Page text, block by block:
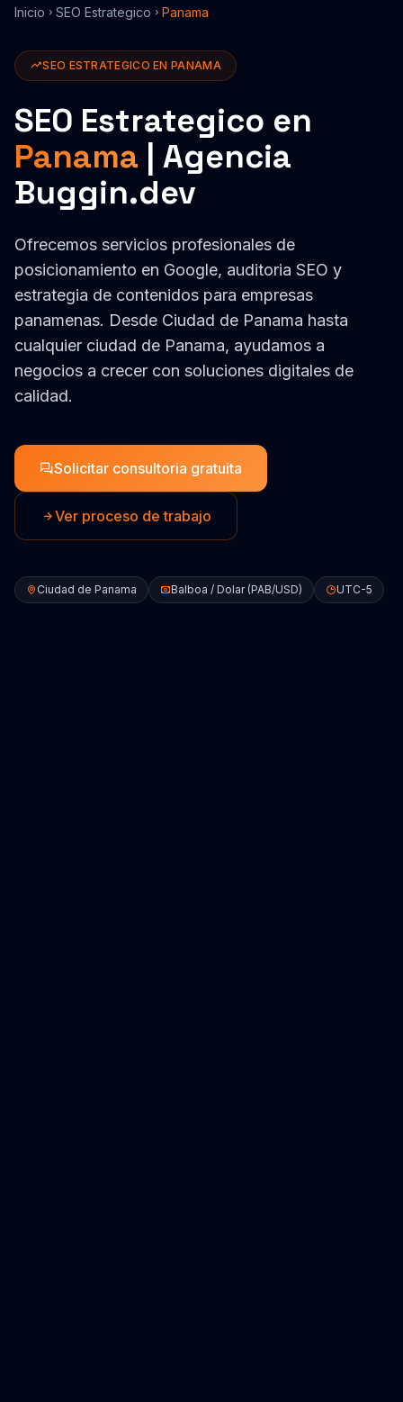
Inicio SEO Estrategico Panama
SEO ESTRATEGICO ENPANAMA
SEO Estrategico en
Panama | Agencia
Buggin.dev
Ofrecemos servicios profesionales de
posicionamiento en Google, auditoria SEO y
estrategia de contenidos para empresas
panamenas. Desde Ciudad de Panama hasta
cualquier ciudad de Panama, ayudamos a
negocios a crecer con soluciones digitales de
calidad.
Solicitar consultoria gratuita
Ver proceso de trabajo
Ciudad de Panama Balboa / Dolar (PAB/USD) UTC-5